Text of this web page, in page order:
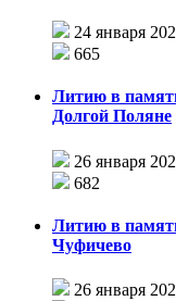
24 января
665
Литию в
Долгой Поляне
26 января
682
Литию в
Чуфичево
26 января